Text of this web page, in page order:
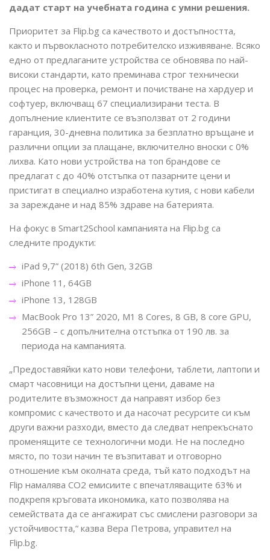
дадат старт на учебната година с умни решения.
Приоритет за Flip.bg са качеството и достъпността,
както и първокласното потребителско изживяване. Всяко
едно от предлаганите устройства се обновява по най-
високи стандарти, като преминава строг технически
процес на проверка, ремонт и почистване на хардуер и
софтуер, включващ 67 специализирани теста. В
допълнение клиентите се възползват от 2 години
гаранция, 30-дневна политика за безплатно връщане и
различни опции за плащане, включително вноски с 0%
лихва. Като нови устройства на топ брандове се
предлагат с до 40% отстъпка от пазарните цени и
пристигат в специално изработена кутия, с нови кабели
за зареждане и над 85% здраве на батерията.
На фокус в Smart2School кампанията на Flip.bg са
следните продукти:
iPad 9,7” (2018) 6th Gen, 32GB
iPhone 11, 64GB
iPhone 13, 128GB
MacBook Pro 13” 2020, M1 8 Cores, 8 GB, 8 core GPU,
256GB – с допълнителна отстъпка от 190 лв. за
периода на кампанията.
„Предоставяйки като нови телефони, таблети, лаптопи и
смарт часовници на достъпни цени, даваме на
родителите възможност да направят избор без
компромис с качеството и да насочат ресурсите си към
други важни разходи, вместо да следват непрекъснато
променящите се технологични моди. Не на последно
място, по този начин те възпитават и отговорно
отношение към околната среда, тъй като подходът на
Flip намалява CO2 емисиите с впечатляващите 63% и
подкрепя кръговата икономика, като позволява на
семействата да се ангажират със смислени разговори за
устойчивостта,“ казва Вера Петрова, управител на
Flip.bg.